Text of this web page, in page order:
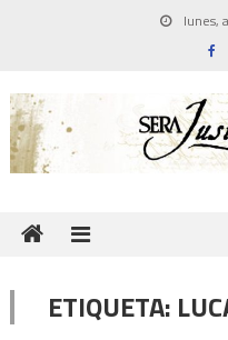
lunes,
ETIQUETA: